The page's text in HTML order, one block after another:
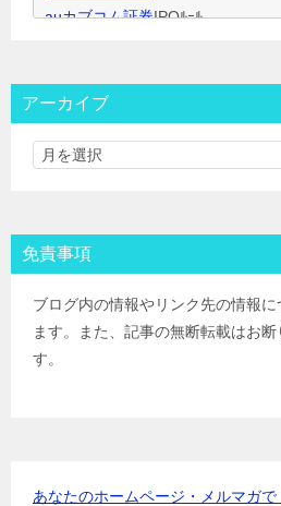
auカブコム証券IPOﾙｰﾙ
三菱ＵＦＪ証券
みずほ証券IPOﾙｰﾙ
ＳＭＢＣ日興証券
岡三証券IPOﾙｰﾙ
ＧＭＯクリック証券
アイザワ証券IPOﾙｰﾙ
むさし証券
IPOﾙｰﾙ
マネックス証券
アーカイブ
免責事項
ブログ内の情報やリンク先の情報
ます。また、記事の無断転載はお
す。
あなたのホームページ・メルマガ